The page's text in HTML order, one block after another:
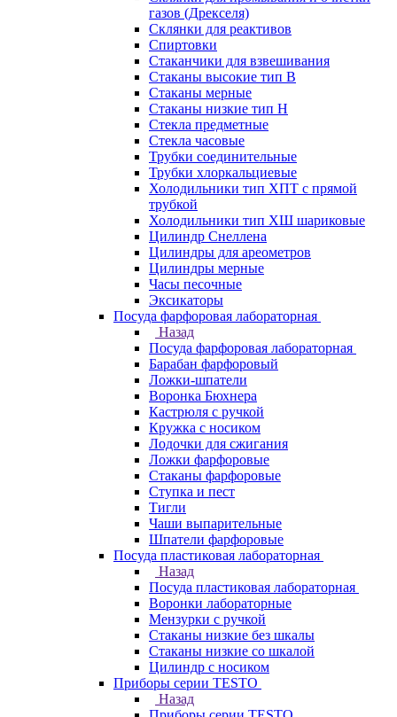
газов (Дрекселя)
Склянки для реактивов
Спиртовки
Стаканчики для взвешивания
Стаканы высокие тип В
Стаканы мерные
Стаканы низкие тип Н
Стекла предметные
Стекла часовые
Трубки соединительные
Трубки хлоркальциевые
Холодильники тип ХПТ с прямой
трубкой
Холодильники тип ХШ шариковые
Цилиндр Снеллена
Цилиндры для ареометров
Цилиндры мерные
Часы песочные
Эксикаторы
Посуда фарфоровая лабораторная
Назад
Посуда фарфоровая лабораторная
Барабан фарфоровый
Ложки-шпатели
Воронка Бюхнера
Кастрюля с ручкой
Кружка с носиком
Лодочки для сжигания
Ложки фарфоровые
Стаканы фарфоровые
Ступка и пест
Тигли
Чаши выпарительные
Шпатели фарфоровые
Посуда пластиковая лабораторная
Назад
Посуда пластиковая лабораторная
Воронки лабораторные
Мензурки с ручкой
Стаканы низкие без шкалы
Стаканы низкие со шкалой
Цилиндр с носиком
Приборы серии TESTO
Назад